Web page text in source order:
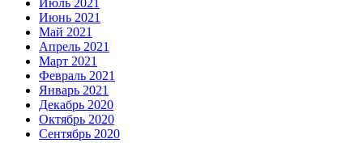
Июль 2021
Июнь 2021
Май 2021
Апрель 2021
Март 2021
Февраль 2021
Январь 2021
Декабрь 2020
Октябрь 2020
Сентябрь 2020